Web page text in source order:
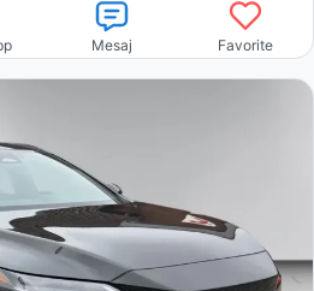
Mesaj Favorite